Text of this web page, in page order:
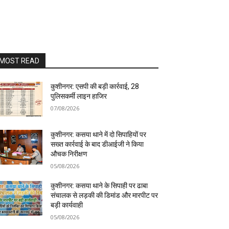
READ
कुशीनगर: एसपी की बड़ी कार्रवाई, 28
पुलिसकर्मी लाइन हाजिर
07/08/2026
कुशीनगर: कसया थाने में दो सिपाहियों पर
सख्त कार्रवाई के बाद डीआईजी ने किया
औचक निरीक्षण
05/08/2026
कुशीनगर: कसया थाने के सिपाही पर ढाबा
संचालक से लड़की की डिमांड और मारपीट पर
बड़ी कार्यवाही
05/08/2026